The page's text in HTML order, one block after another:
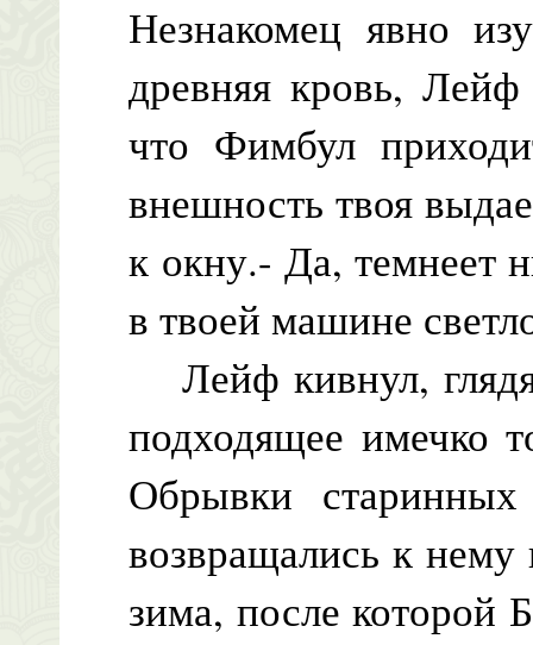
Незнакомец явно
древняя кровь,
что Фимбул
внешность твоя
к окну.- Да, темнеет
в твоей машине
Лейф кивнул,
подходящее имечко
Обрывки
возвращались к
зима, после которой